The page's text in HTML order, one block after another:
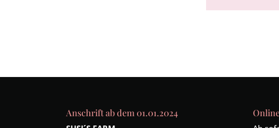
Anschrift ab dem 01.01.2024